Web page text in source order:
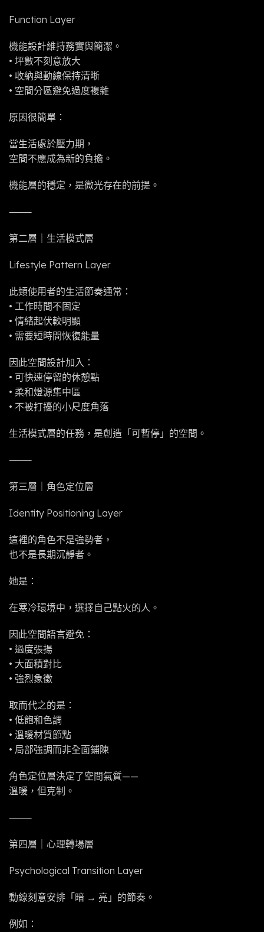
Function Layer
機能設計維持務實與簡潔。
• 坪數不刻意放大
• 收納與動線保持清晰
• 空間分區避免過度複雜
原因很簡單：
當生活處於壓力期，
空間不應成為新的負擔。
機能層的穩定，是微光存在的前提。
⸻
第二層｜生活模式層
Lifestyle Pattern Layer
此類使用者的生活節奏通常：
• 工作時間不固定
• 情緒起伏較明顯
• 需要短時間恢復能量
因此空間設計加入：
• 可快速停留的休憩點
• 柔和燈源集中區
• 不被打擾的小尺度角落
生活模式層的任務，是創造「可暫停」的空間。
⸻
第三層｜角色定位層
Identity Positioning Layer
這裡的角色不是強勢者，
也不是長期沉靜者。
她是：
在寒冷環境中，選擇自己點火的人。
因此空間語言避免：
• 過度張揚
• 大面積對比
• 強烈象徵
取而代之的是：
• 低飽和色調
• 溫暖材質節點
• 局部強調而非全面鋪陳
角色定位層決定了空間氣質——
溫暖，但克制。
⸻
第四層｜心理轉場層
Psychological Transition Layer
動線刻意安排「暗 → 亮」的節奏。
例如：